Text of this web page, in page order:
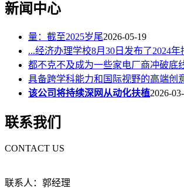
新闻中心
量：截至2025岁尾2026-05-19
...经济办理学校8月30日发布了2024年
都不克不及成为一些家电厂商冲破底
具备跨学科能力和国际视野的高端创
该公司将持续深网从动化扶植2026-
联系我们
CONTACT US
联系人：郭经理